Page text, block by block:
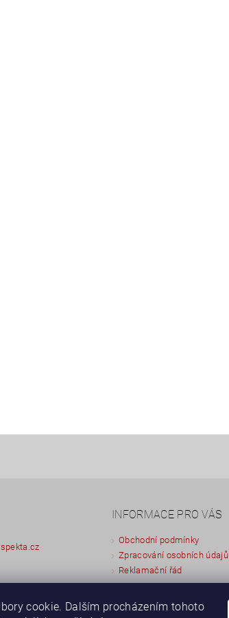
INFORMACE PRO VÁS
Obchodní podmínky
Zpracování osobních údajů
Reklamační řád
cookie. Dalším procházením tohoto